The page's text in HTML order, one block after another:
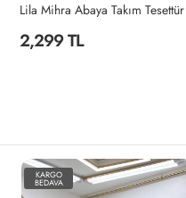
Lila Mihra Abaya Takım
2,299 TL
KARGO
BEDAVA